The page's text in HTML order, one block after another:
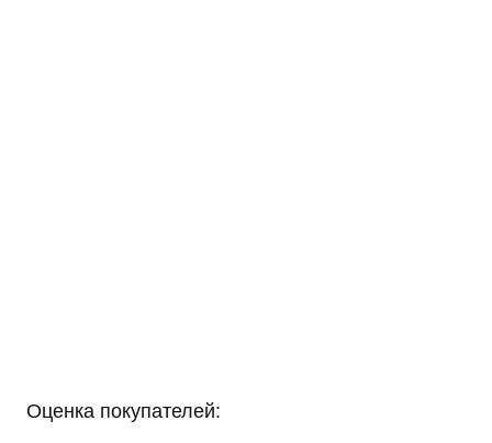
Оценка покупателей: